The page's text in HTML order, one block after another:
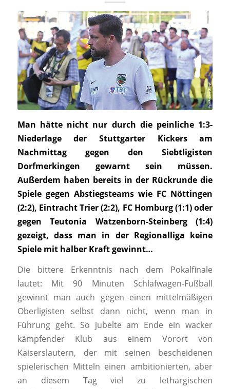
Man hätte nicht nur durch die peinliche 1:3-
Niederlage der Stuttgarter Kickers am
Nachmittag gegen den Siebtligisten
Dorfmerkingen gewarnt sein müssen.
Außerdem haben bereits in der Rückrunde die
Spiele gegen Abstiegsteams wie FC Nöttingen
(2:2), Eintracht Trier (2:2), FC Homburg (1:1) oder
gegen Teutonia Watzenborn-Steinberg (1:4)
gezeigt, dass man in der Regionalliga keine
Spiele mit halber Kraft gewinnt…
Die bittere Erkenntnis nach dem Pokalfinale
lautet: Mit 90 Minuten Schlafwagen-Fußball
gewinnt man auch gegen einen mittelmäßigen
Oberligisten selbst dann nicht, wenn man in
Führung geht. So jubelte am Ende ein wacker
kämpfender Klub aus einem Vorort von
Kaiserslautern, der mit seinen bescheidenen
spielerischen Mitteln einen ambitionierten, aber
an diesem Tag viel zu lethargischen